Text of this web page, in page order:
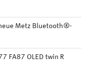
Metz Bluetooth®-
FA87 OLED twin R